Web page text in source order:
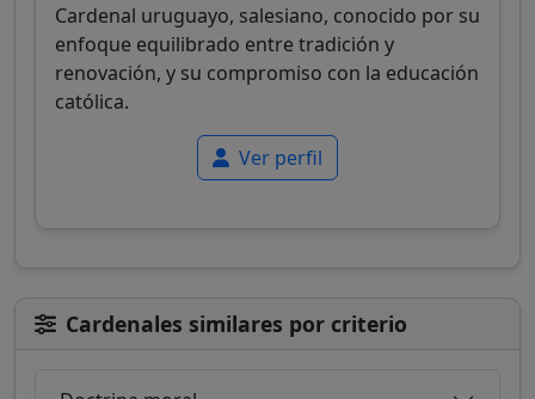
Cardenal uruguayo, salesiano, conocido por su
enfoque equilibrado entre tradición y
renovación, y su compromiso con la educación
católica.
Ver perfil
Cardenales similares por criterio